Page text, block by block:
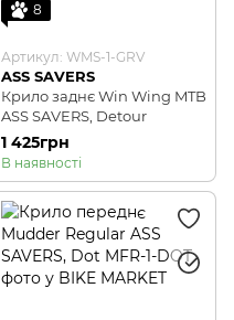
8
Артикул: WMS-1-GRV
ASS SAVERS
Крило заднє Win Wing MTB
ASS SAVERS, Detour
1 425грн
В наявності